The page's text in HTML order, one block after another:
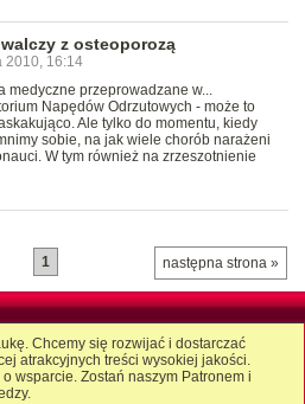
walczy z osteoporozą
2010, 16:14
medyczne przeprowadzane w...
Napędów Odrzutowych - może to
Ale tylko do momentu, kiedy
sobie, na jak wiele chorób narażeni
W tym również na zrzeszotnienie
następna strona »
1
Chcemy się rozwijać i dostarczać
atrakcyjnych treści wysokiej jakości.
wsparcie. Zostań naszym Patronem i